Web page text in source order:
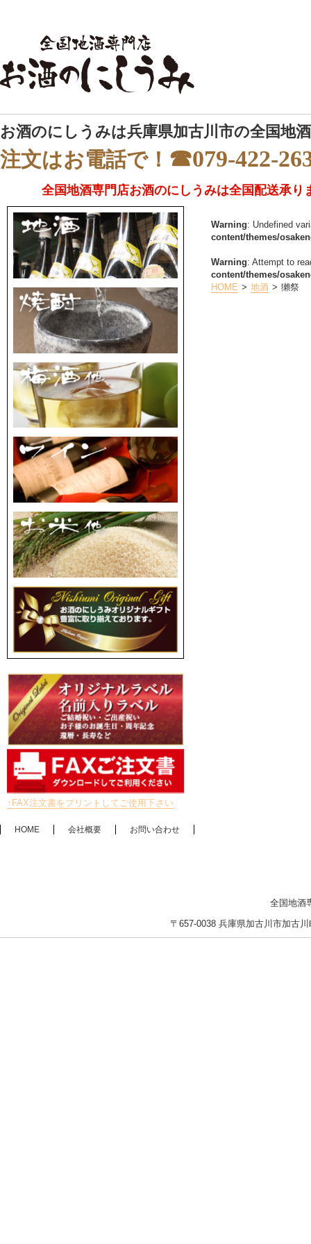
お酒のにしうみは兵庫県加古川市の全国地
注文はお電話で！ ☎079-422-
全国地酒専門店お酒のにしうみは全国配送承り
↑FAX注文書をプリントしてご使用下さい
Warning: Undefined
content/themes/
Warning: Attempt to
content/themes/
HOME
地酒 獺祭
HOME 会社概要 お問い合わせ
全国地酒
〒657-0038 兵庫県加古川市加古